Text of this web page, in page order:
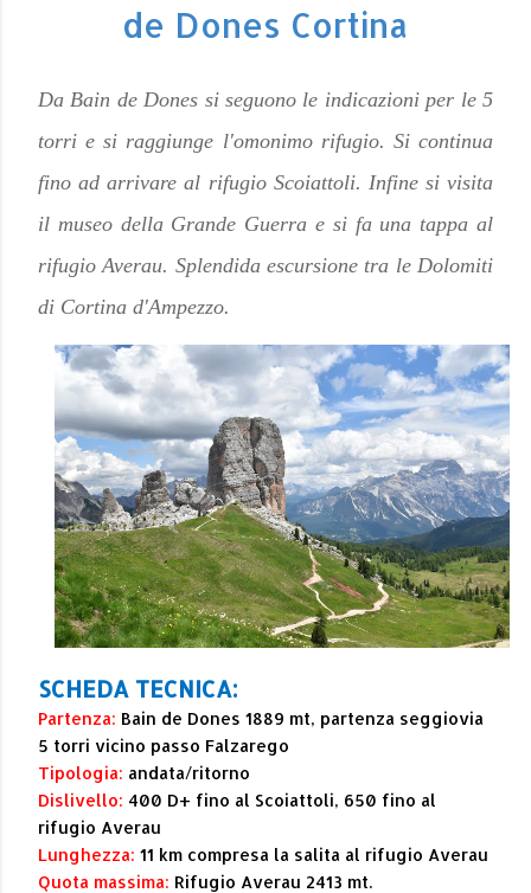
de Dones Cortina
Da Bain de Dones si seguono le indicazioni per le 5
torri e si raggiunge l'omonimo rifugio. Si continua
fino ad arrivare al rifugio Scoiattoli. Infine si visita
il museo della Grande Guerra e si fa una tappa al
rifugio Averau. Splendida escursione tra le Dolomiti
di Cortina d'Ampezzo.
SCHEDA TECNICA:
Partenza: Bain de Dones 1889 mt, partenza seggiovia
5 torri vicino passo Falzarego
Tipologia: andata/ritorno
Dislivello: 400 D+ fino al Scoiattoli, 650 fino al
rifugio Averau
Lunghezza: 11 km compresa la salita al rifugio Averau
Quota massima: Rifugio Averau 2413 mt.